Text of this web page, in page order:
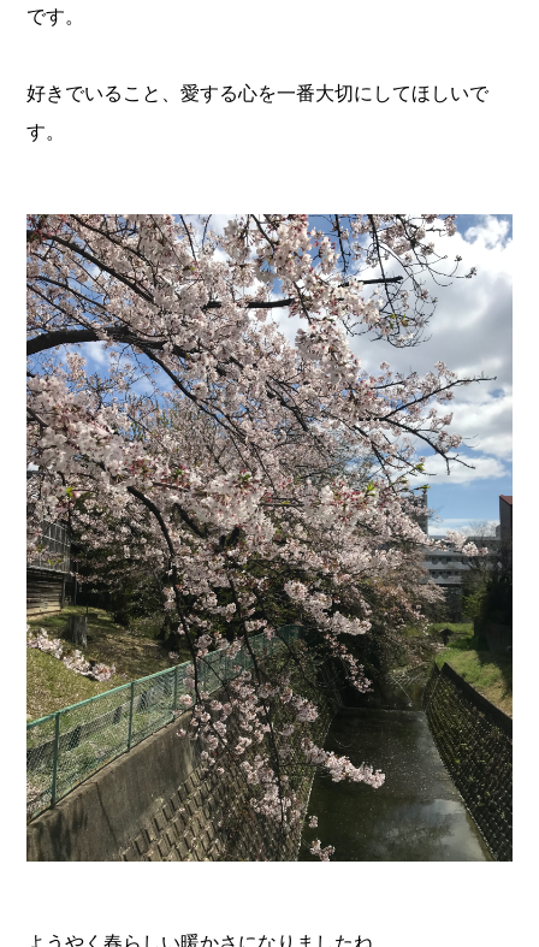
です。
好きでいること、愛する心を一番大切にしてほしいで
す。
ようやく春らしい暖かさになりましたね。